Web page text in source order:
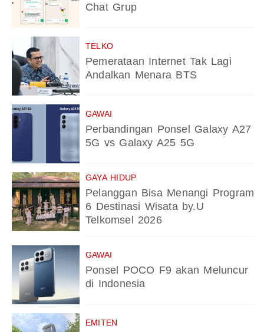
Chat Grup
TELKO
Pemerataan Internet Tak Lagi
Andalkan Menara BTS
GAWAI
Perbandingan Ponsel Galaxy A27
5G vs Galaxy A25 5G
GAYA HIDUP
Pelanggan Bisa Menangi Program
6 Destinasi Wisata by.U
Telkomsel 2026
GAWAI
Ponsel POCO F9 akan Meluncur
di Indonesia
EMITEN